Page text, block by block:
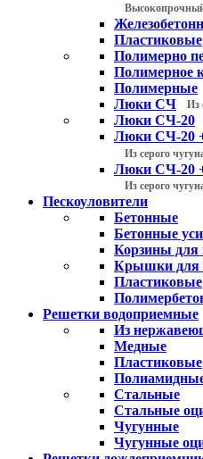
Пластиковые
Полимерно
Полимерное
Полимерные
Люки СЧ
Из
Люки СЧ-20
Люки СЧ-20
Из серого
Люки СЧ-20
Из серого
Пескоуловители
Бетонные
Бетонные
Корзины для
Крышки для
Пластиковые
Решетки водоприемные
Из
Медные
Пластиковые
Стальные
Стальные
Чугунные
Чугунные